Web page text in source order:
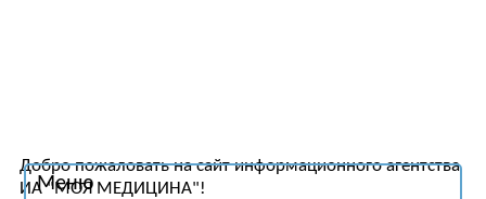
Меню
Добро пожаловать на сайт информационного агентства
ИА "МОЯ МЕДИЦИНА"!